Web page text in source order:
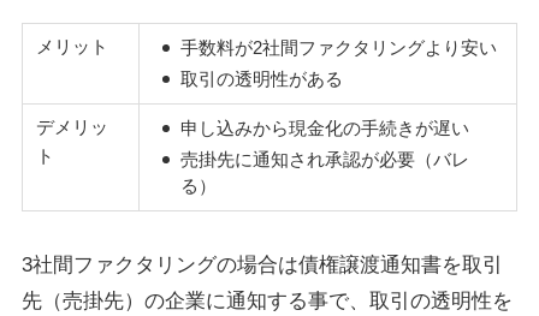
メリット
手数料が2社間ファクタリングより安い
取引の透明性がある
デメリッ
ト
申し込みから現金化の手続きが遅い
売掛先に通知され承認が必要（バレ
る）
3社間ファクタリングの場合は債権譲渡通知書を取引
先（売掛先）の企業に通知する事で、取引の透明性を